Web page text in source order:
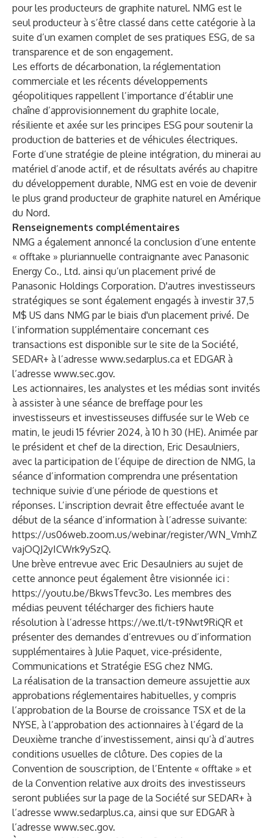
pour les producteurs de graphite naturel. NMG est le
seul producteur à s’être classé dans cette catégorie à la
suite d’un examen complet de ses pratiques ESG, de sa
transparence et de son engagement.
Les efforts de décarbonation, la réglementation
commerciale et les récents développements
géopolitiques rappellent l’importance d’établir une
chaîne d’approvisionnement du graphite locale,
résiliente et axée sur les principes ESG pour soutenir la
production de batteries et de véhicules électriques.
Forte d’une stratégie de pleine intégration, du minerai au
matériel d’anode actif, et de résultats avérés au chapitre
du développement durable, NMG est en voie de devenir
le plus grand producteur de graphite naturel en Amérique
du Nord.
Renseignements complémentaires
NMG a également annoncé la conclusion d’une entente
« offtake » pluriannuelle contraignante avec Panasonic
Energy Co., Ltd. ainsi qu’un placement privé de
Panasonic Holdings Corporation. D'autres investisseurs
stratégiques se sont également engagés à investir 37,5
M$ US dans NMG par le biais d'un placement privé. De
l’information supplémentaire concernant ces
transactions est disponible sur le site de la Société,
SEDAR+ à l’adresse www.sedarplus.ca et EDGAR à
l’adresse www.sec.gov.
Les actionnaires, les analystes et les médias sont invités
à assister à une séance de breffage pour les
investisseurs et investisseuses diffusée sur le Web ce
matin, le jeudi 15 février 2024, à 10 h 30 (HE). Animée par
le président et chef de la direction, Eric Desaulniers,
avec la participation de l’équipe de direction de NMG, la
séance d’information comprendra une présentation
technique suivie d’une période de questions et
réponses. L’inscription devrait être effectuée avant le
début de la séance d’information à l’adresse suivante:
https://us06web.zoom.us/webinar/register/WN_VmhZ
vajOQJ2yICWrk9ySzQ.
Une brève entrevue avec Eric Desaulniers au sujet de
cette annonce peut également être visionnée ici :
https://youtu.be/BkwsTfevc3o. Les membres des
médias peuvent télécharger des fichiers haute
résolution à l’adresse https://we.tl/t-t9Nwt9RiQR et
présenter des demandes d’entrevues ou d’information
supplémentaires à Julie Paquet, vice-présidente,
Communications et Stratégie ESG chez NMG.
La réalisation de la transaction demeure assujettie aux
approbations réglementaires habituelles, y compris
l’approbation de la Bourse de croissance TSX et de la
NYSE, à l’approbation des actionnaires à l’égard de la
Deuxième tranche d’investissement, ainsi qu’à d’autres
conditions usuelles de clôture. Des copies de la
Convention de souscription, de l’Entente « offtake » et
de la Convention relative aux droits des investisseurs
seront publiées sur la page de la Société sur SEDAR+ à
l’adresse www.sedarplus.ca, ainsi que sur EDGAR à
l’adresse www.sec.gov.